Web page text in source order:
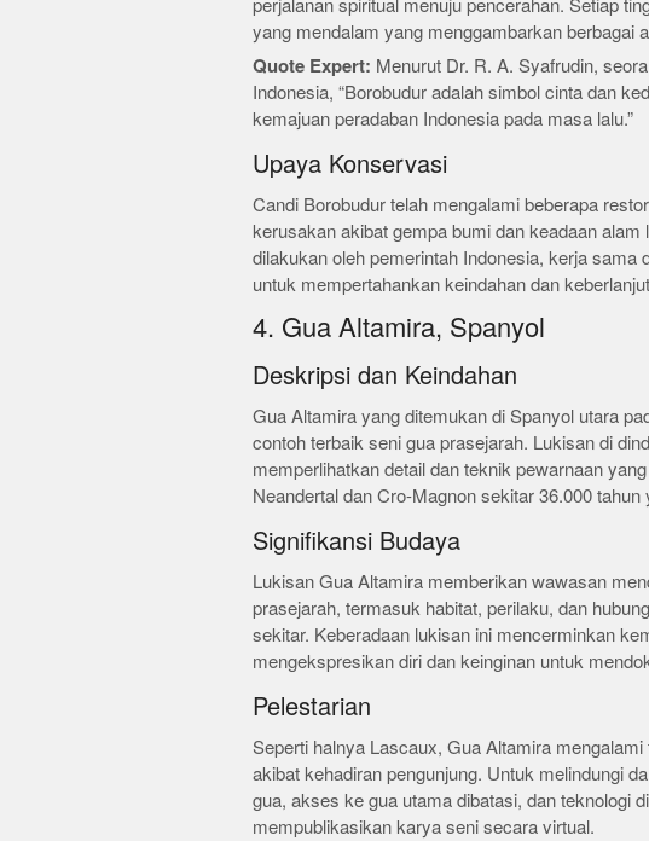
perjalanan spiritual menuju pencerahan. Setiap
yang mendalam yang menggambarkan berbagai
Quote Expert: Menurut Dr. R. A. Syafrudin,
Indonesia, “Borobudur adalah simbol cinta dan
kemajuan peradaban Indonesia pada masa lalu.”
Upaya Konservasi
Candi Borobudur telah mengalami beberapa
kerusakan akibat gempa bumi dan keadaan
dilakukan oleh pemerintah Indonesia, kerja sama
untuk mempertahankan keindahan dan
4. Gua Altamira, Spanyol
Deskripsi dan Keindahan
Gua Altamira yang ditemukan di Spanyol utara
contoh terbaik seni gua prasejarah. Lukisan di
memperlihatkan detail dan teknik pewarnaan
Neandertal dan Cro-Magnon sekitar 36.000 tahun
Signifikansi Budaya
Lukisan Gua Altamira memberikan wawasan
prasejarah, termasuk habitat, perilaku, dan
sekitar. Keberadaan lukisan ini mencerminkan
mengekspresikan diri dan keinginan untuk
Pelestarian
Seperti halnya Lascaux, Gua Altamira
akibat kehadiran pengunjung. Untuk melindungi
gua, akses ke gua utama dibatasi, dan teknologi
mempublikasikan karya seni secara virtual.